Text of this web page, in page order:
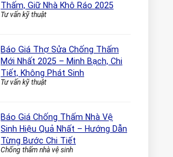
Thấm, Giữ Nhà Khô Ráo 2025
Tư vấn kỹ thuật
Báo Giá Thợ Sửa Chống Thấm
Mới Nhất 2025 – Minh Bạch, Chi
Tiết, Không Phát Sinh
Tư vấn kỹ thuật
Báo Giá Chống Thấm Nhà Vệ
Sinh Hiệu Quả Nhất – Hướng Dẫn
Từng Bước Chi Tiết
Chống thấm nhà vệ sinh